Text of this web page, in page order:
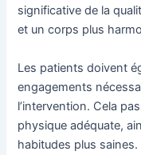
significative de la
et un corps plus
Les patients doivent
engagements
l’intervention. Cela
physique adéquate,
habitudes plus